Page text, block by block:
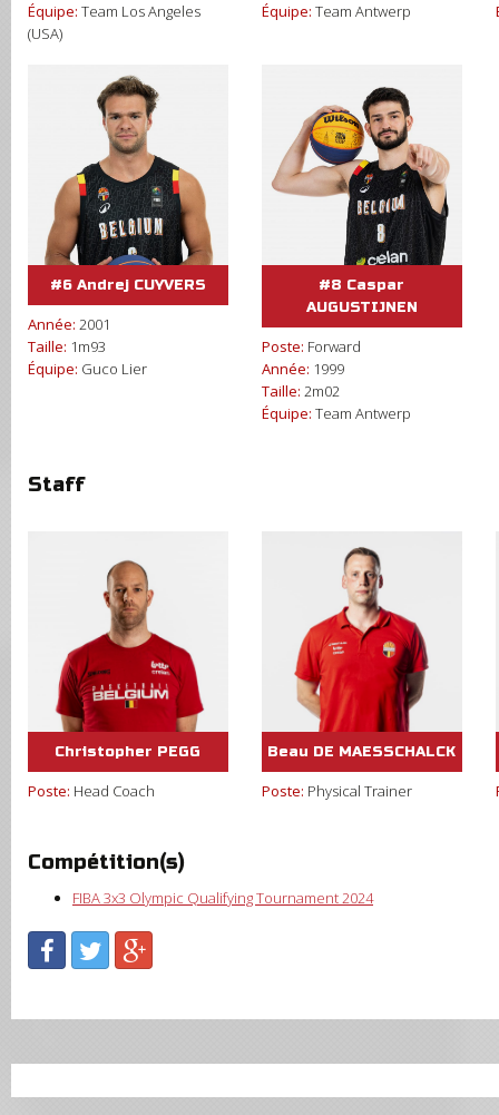
Équipe: Team Los Angeles
(USA)
Équipe: Team Antwerp
#6 Andrej CUYVERS
Année: 2001
Taille: 1m93
Équipe: Guco Lier
#8 Caspar
AUGUSTIJNEN
Poste: Forward
Année: 1999
Taille: 2m02
Équipe: Team Antwerp
Staff
Christopher PEGG
Poste: Head Coach
Beau DE MAESSCHALCK
Poste: Physical Trainer
Compétition(s)
FIBA 3x3 Olympic Qualifying Tournament 2024